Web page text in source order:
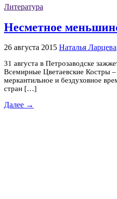
Литература
Несметное
26 августа 2015 Наталья Ларцева
31 августа в Петрозаводске
Всемирные Цветаевские Костры
меркантильное и бездуховное
стран […]
Далее →